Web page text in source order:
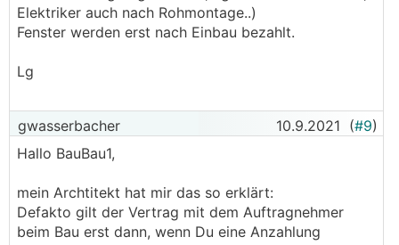
Elektriker auch nach Rohmontage..)
Fenster werden erst nach Einbau bezahlt.
Lg
gwasserbacher 10.9.2021 (#9)
Hallo BauBau1,
mein Archtitekt hat mir das so erklärt:
Defakto gilt der Vertrag mit dem Auftragnehmer
beim Bau erst dann, wenn Du eine Anzahlung